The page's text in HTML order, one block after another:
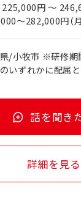
【その他(あれば尚可)】 ・メ
系（自動車、住
人への提案営業
の就労経験 ・ル
ダー、テレアポ
円 ～ 246,600円
～282,000円（
目以降
/小牧市 ※研修期
いずれかに配属と
話を聞き
詳細を見る